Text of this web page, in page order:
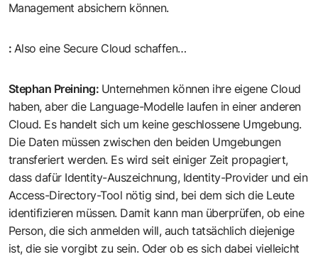
Management absichern können.
: Also eine Secure Cloud schaffen…
Stephan Preining: Unternehmen können ihre eigene Cloud
haben, aber die Language-Modelle laufen in einer anderen
Cloud. Es handelt sich um keine geschlossene Umgebung.
Die Daten müssen zwischen den beiden Umgebungen
transferiert werden. Es wird seit einiger Zeit propagiert,
dass dafür Identity-Auszeichnung, Identity-Provider und ein
Access-Directory-Tool nötig sind, bei dem sich die Leute
identifizieren müssen. Damit kann man überprüfen, ob eine
Person, die sich anmelden will, auch tatsächlich diejenige
ist, die sie vorgibt zu sein. Oder ob es sich dabei vielleicht